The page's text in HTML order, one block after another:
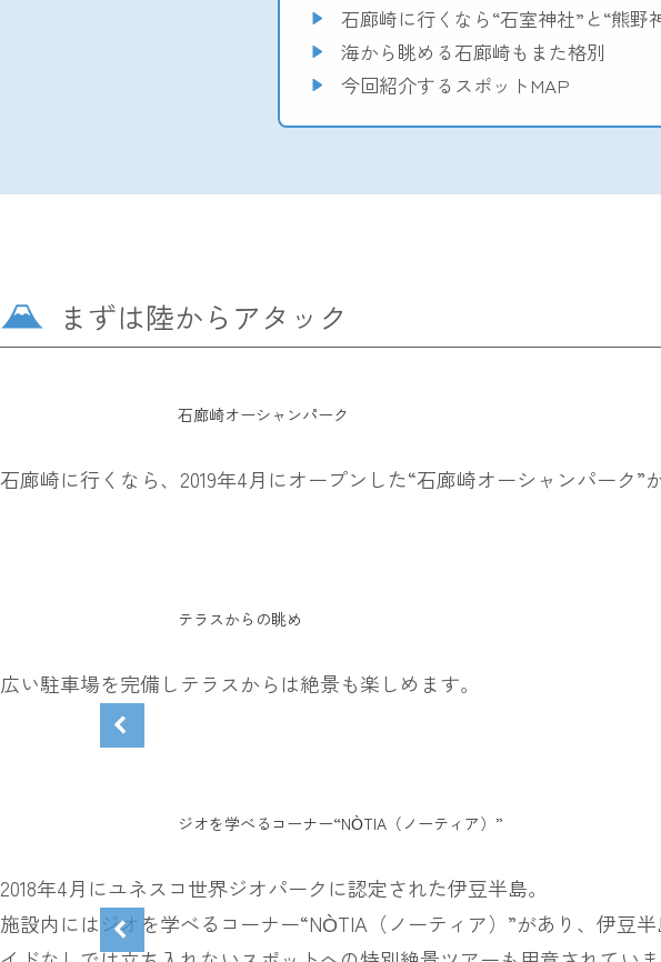
石廊崎に行くなら“石室神社”と“熊野
海から眺める石廊崎もまた格別
今回紹介するスポットMAP
まずは陸からアタック
石廊崎オーシャンパーク
石廊崎に行くなら、2019年4月にオープンした“石廊崎オーシャンパーク”
テラスからの眺め
広い駐車場を完備しテラスからは絶景も楽しめます。
ジオを学べるコーナー“NÒTIA（ノーティア）”
2018年4月にユネスコ世界ジオパークに認定された伊豆半島。
施設内にはジオを学べるコーナー“NÒTIA（ノーティア）”があり、伊豆